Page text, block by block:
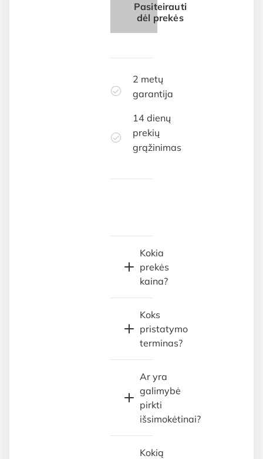
Pasiteirauti
dėl prekės
2 metų
garantija
14 dienų
prekių
grąžinimas
Kokia
prekės
kaina?
Koks
pristatymo
terminas?
Ar yra
galimybė
pirkti
išsimokėtinai?
Kokią